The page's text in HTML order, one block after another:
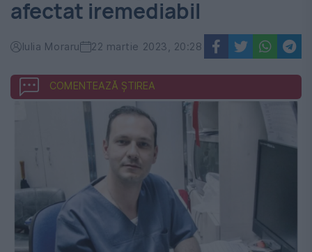
afectat iremediabil
Iulia Moraru 22 martie 2023, 20:28
COMENTEAZĂ ȘTIREA